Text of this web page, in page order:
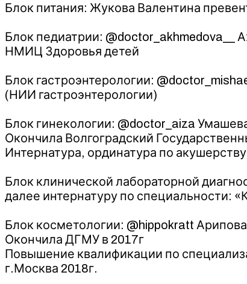
Блок питания: Жукова Валентина
Блок педиатрии:
НМИЦ Здоровья детей
Блок гастроэнтерологии:
(НИИ гастроэнтерологии)
Блок гинекологии: @doctor_aiza
Окончила Волгоградский
Интернатура, ординатура по
Блок клинической лабораторной
далее интернатуру по специальности:
Блок косметологии: @hippokratt
Окончила ДГМУ в 2017г
Повышение квалификации по
г.Москва 2018г.